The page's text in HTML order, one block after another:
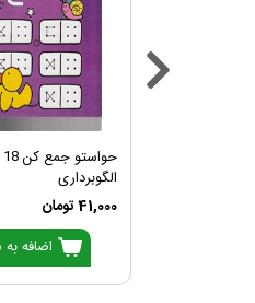
الگوبرداری
41,000 تومان
اضافه